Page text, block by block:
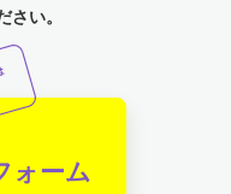
さい。
ォーム